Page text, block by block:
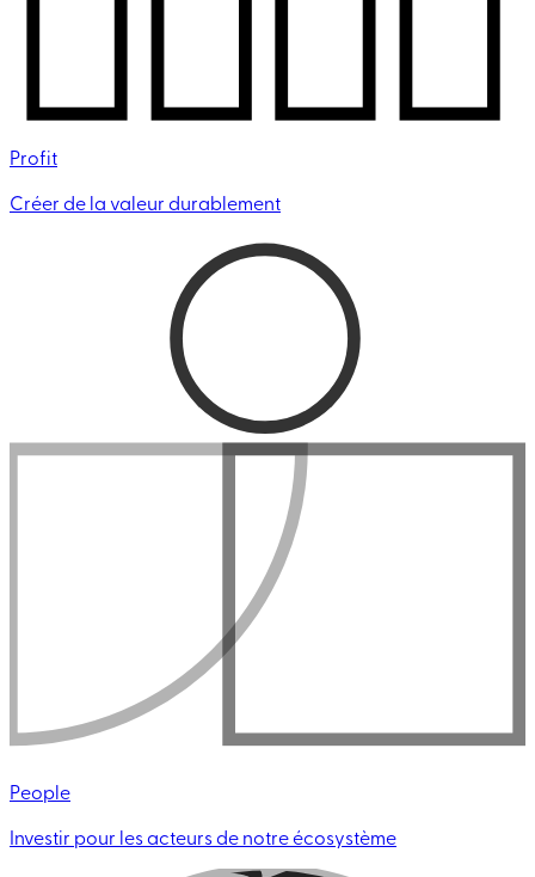
Profit
Créer de la valeur durablement
People
Investir pour les acteurs de notre écosystème